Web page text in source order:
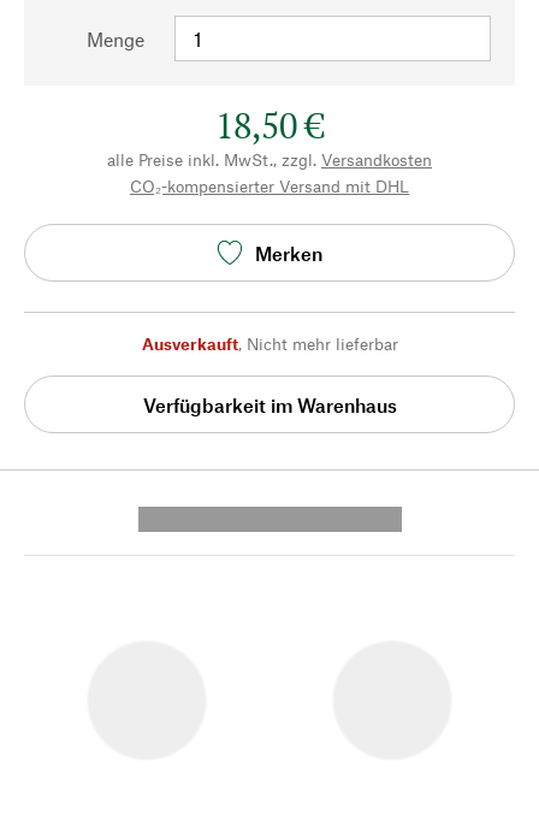
Menge
18,50 €
alle Preise inkl. MwSt., zzgl. Versandkosten
CO₂-kompensierter Versand mit DHL
Merken
Ausverkauft, Nicht mehr lieferbar
Verfügbarkeit im Warenhaus